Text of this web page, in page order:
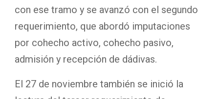
con ese tramo y se avanzó con el segundo
requerimiento, que abordó imputaciones
por cohecho activo, cohecho pasivo,
admisión y recepción de dádivas.
El 27 de noviembre también se inició la